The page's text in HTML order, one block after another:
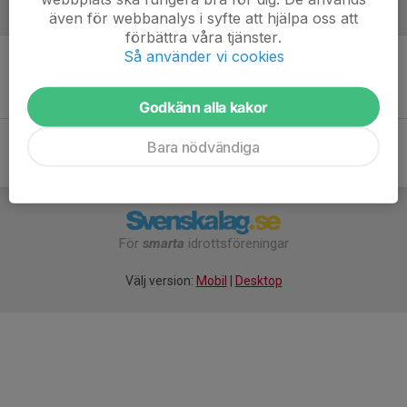
Referat
För smarta idrottsföreningar
Välj version: Mobil Desktop
även för webbanalys i syfte att hjälpa oss att
förbättra våra tjänster.
Så använder vi cookies
Godkänn alla kakor
Bara nödvändiga